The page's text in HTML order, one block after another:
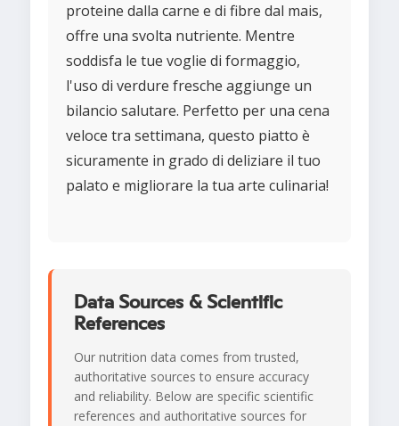
proteine dalla carne e di fibre dal mais,
offre una svolta nutriente. Mentre
soddisfa le tue voglie di formaggio,
l'uso di verdure fresche aggiunge un
bilancio salutare. Perfetto per una cena
veloce tra settimana, questo piatto è
sicuramente in grado di deliziare il tuo
palato e migliorare la tua arte culinaria!
Data Sources & Scientific
References
Our nutrition data comes from trusted,
authoritative sources to ensure accuracy
and reliability. Below are specific scientific
references and authoritative sources for